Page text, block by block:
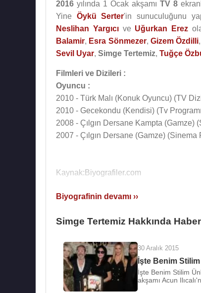
2016 yılında 1 Ocak akşamıTV 8
Yine Öykü Serter'in sunuculuğunu
Neslihan Yargıcıve Uğurkan Erez
Balamir, Esra Sönmezer, Gizem Özdilli,
Sevil Uyar, Simge Tertemiz, Tuğçe
Filmleri ve Dizileri :
Oyuncu :
2010 - Türk Malı (Konuk Oyuncu) (TV
2010 - Gecekondu (Kendisi) (Tv
2008 - Çılgın Dersane Kampta (Gamze)
2007 - Çılgın Dersane (Gamze) (Sinema
Kaynak:Biyografiler.com
Biyografinin devamı ››
Simge Tertemiz Hakkında
30 Aralık 2015
İşte Benim
İşte Benim Stilim
akşamı Acun